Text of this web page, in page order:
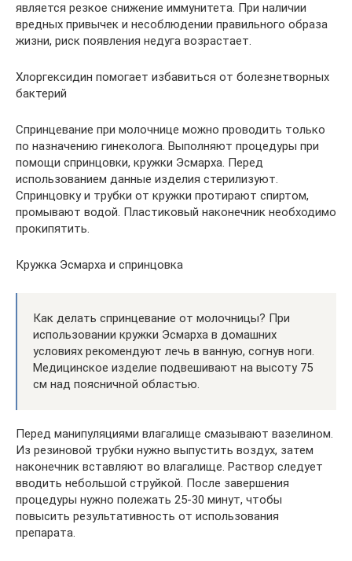
является резкое снижение иммунитета. При наличии
вредных привычек и несоблюдении правильного образа
жизни, риск появления недуга возрастает.
Хлоргексидин помогает избавиться от болезнетворных
бактерий
Спринцевание при молочнице можно проводить только
по назначению гинеколога. Выполняют процедуры при
помощи спринцовки, кружки Эсмарха. Перед
использованием данные изделия стерилизуют.
Спринцовку и трубки от кружки протирают спиртом,
промывают водой. Пластиковый наконечник необходимо
прокипятить.
Кружка Эсмарха и спринцовка
Как делать спринцевание от молочницы? При
использовании кружки Эсмарха в домашних
условиях рекомендуют лечь в ванную, согнув ноги.
Медицинское изделие подвешивают на высоту 75
см над поясничной областью.
Перед манипуляциями влагалище смазывают вазелином.
Из резиновой трубки нужно выпустить воздух, затем
наконечник вставляют во влагалище. Раствор следует
вводить небольшой струйкой. После завершения
процедуры нужно полежать 25-30 минут, чтобы
повысить результативность от использования
препарата.